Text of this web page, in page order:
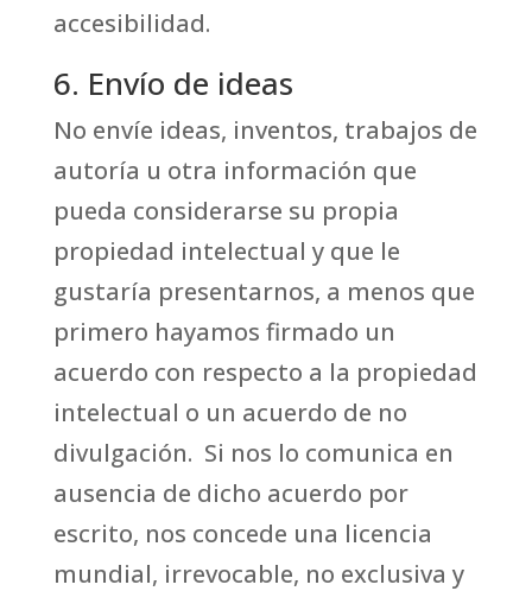
accesibilidad.
6. Envío de ideas
No envíe ideas, inventos, trabajos de
autoría u otra información que
pueda considerarse su propia
propiedad intelectual y que le
gustaría presentarnos, a menos que
primero hayamos firmado un
acuerdo con respecto a la propiedad
intelectual o un acuerdo de no
divulgación. Si nos lo comunica en
ausencia de dicho acuerdo por
escrito, nos concede una licencia
mundial, irrevocable, no exclusiva y